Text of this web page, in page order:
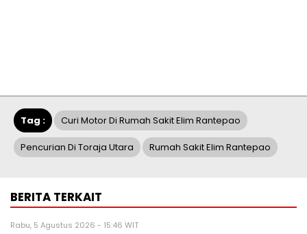
Tag : Curi Motor Di Rumah Sakit Elim Rantepao
Pencurian Di Toraja Utara Rumah Sakit Elim Rantepao
BERITA TERKAIT
Rabu, 5 Agustus 2026 - 15:46 WIT